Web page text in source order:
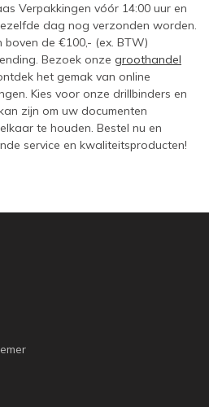
Verpakkingen vóór 14:00 uur en
dag nog verzonden worden.
de €100,- (ex. BTW)
Bezoek onze groothandel
het gemak van online
Kies voor onze drillbinders en
zijn om uw documenten
te houden. Bestel nu en
service en kwaliteitsproducten!